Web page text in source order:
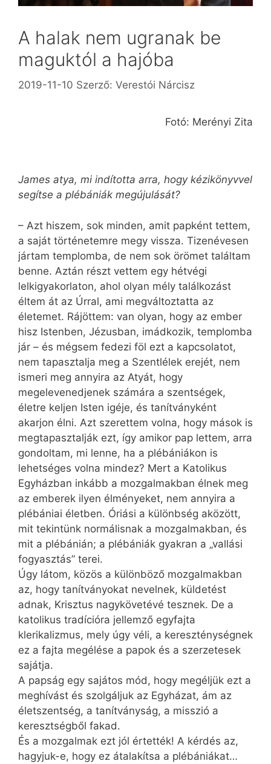
A halak nem ugranak be
maguktól a hajóba
2019-11-10 Szerző: Verestói Nárcisz
Fotó: Merényi Zita
James atya, mi indította arra, hogy kézikönyvvel
segítse a plébániák megújulását?
– Azt hiszem, sok minden, amit papként tettem,
a saját történetemre megy vissza. Tizenévesen
jártam templomba, de nem sok örömet találtam
benne. Aztán részt vettem egy hétvégi
lelkigyakorlaton, ahol olyan mély találkozást
éltem át az Úrral, ami megváltoztatta az
életemet. Rájöttem: van olyan, hogy az ember
hisz Istenben, Jézusban, imádkozik, templomba
jár – és mégsem fedezi föl ezt a kapcsolatot,
nem tapasztalja meg a Szentlélek erejét, nem
ismeri meg annyira az Atyát, hogy
megelevenedjenek számára a szentségek,
életre keljen Isten igéje, és tanítványként
akarjon élni. Azt szerettem volna, hogy mások is
megtapasztalják ezt, így amikor pap lettem, arra
gondoltam, mi lenne, ha a plébániákon is
lehetséges volna mindez? Mert a Katolikus
Egyházban inkább a mozgalmakban élnek meg
az emberek ilyen élményeket, nem annyira a
plébániai életben. Óriási a különbség aközött,
mit tekintünk normálisnak a mozgalmakban, és
mit a plébánián; a plébániák gyakran a „vallási
fogyasztás” terei.
Úgy látom, közös a különböző mozgalmakban
az, hogy tanítványokat nevelnek, küldetést
adnak, Krisztus nagykövetévé tesznek. De a
katolikus tradícióra jellemző egyfajta
klerikalizmus, mely úgy véli, a kereszténységnek
ez a fajta megélése a papok és a szerzetesek
sajátja.
A papság egy sajátos mód, hogy megéljük ezt a
meghívást és szolgáljuk az Egyházat, ám az
életszentség, a tanítványság, a misszió a
keresztségből fakad.
És a mozgalmak ezt jól értették! A kérdés az,
hagyjuk-e, hogy ez átalakítsa a plébániákat…